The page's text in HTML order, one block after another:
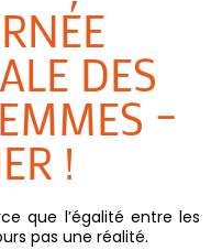
DES
–
!
que l’égalité entre les
pas une réalité.